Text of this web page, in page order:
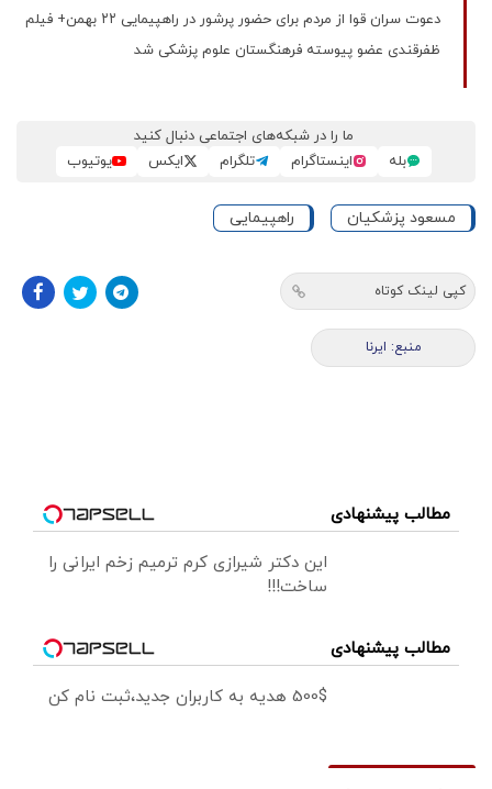
دعوت سران قوا از مردم برای حضور پرشور در راهپیمایی ۲۲ بهمن+ فیلم
ظفرقندی عضو پیوسته فرهنگستان علوم پزشکی شد
ما را در شبکه‌های اجتماعی دنبال کنید
بله
اینستاگرام تلگرام ایکس یوتیوب
مسعود پزشکیان راهپیمایی
کپی لینک کوتاه
منبع: ایرنا
مطالب پیشنهادی
این دکتر شیرازی کرم ترمیم زخم ایرانی را
ساخت!!!
مطالب پیشنهادی
500$ هدیه به کاربران جدید،ثبت نام کن